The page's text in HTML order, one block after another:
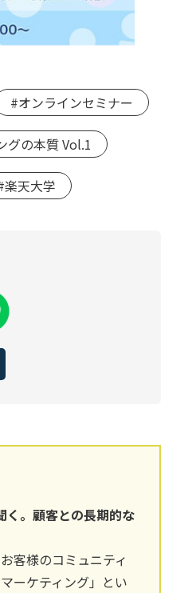
#オンラインセミナー
グの本質 Vol.1
楽天大学
く。顧客との長期的な
客様のコミュニティ
ーケティング」とい